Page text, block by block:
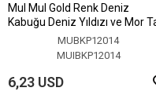
MuI MuI Gold Renk Deniz
Kabuğu Deniz Yıldızı ve Mor
Detaylı KüpeMUBKP12014
MUIBKP12014
6,23 USD